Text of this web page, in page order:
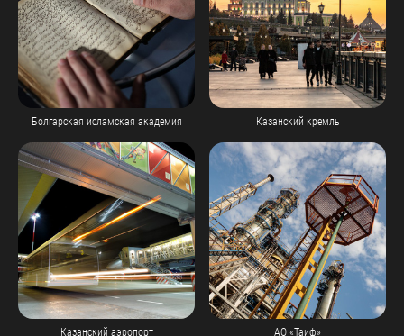
Болгарская исламская академия Казанский кремль
Казанский аэропорт АО «Таиф»